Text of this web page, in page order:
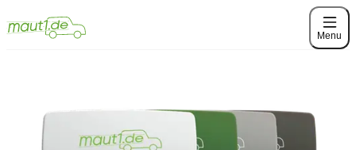
Menu